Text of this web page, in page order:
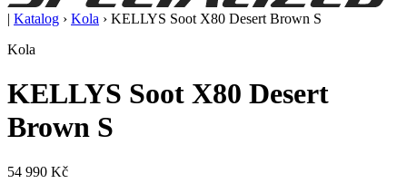
| Katalog › Kola › KELLYS Soot X80 Desert Brown S
Kola
KELLYS Soot X80 Desert
Brown S
54 990 Kč